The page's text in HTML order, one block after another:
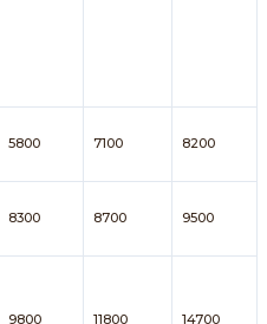
5800 7100 8200
8300 8700 9500
9800 11800 14700